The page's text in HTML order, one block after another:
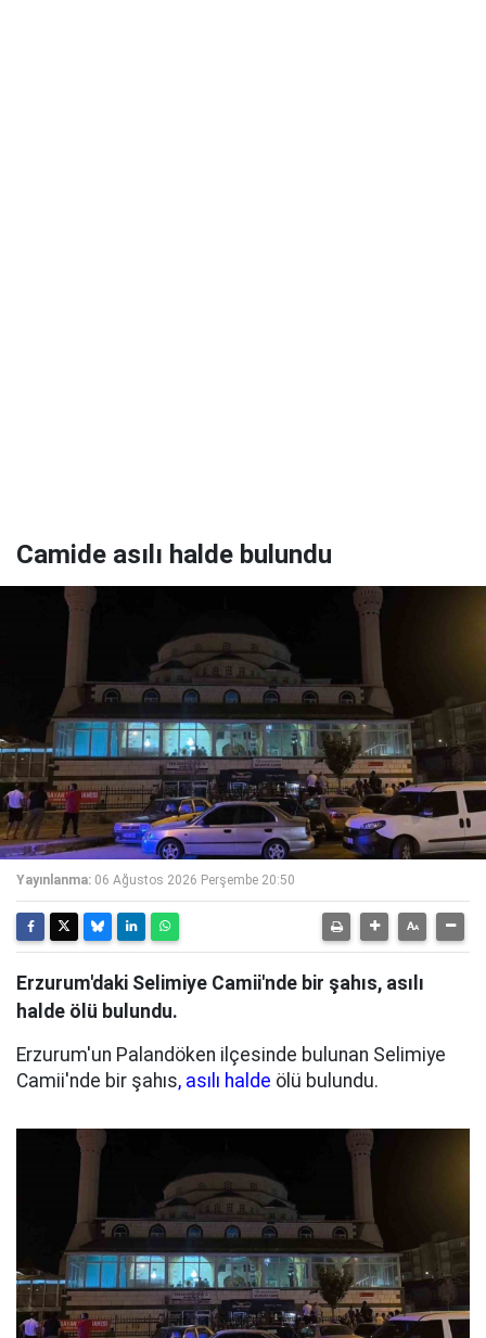
Camide asılı halde bulundu
Yayınlanma: 06 Ağustos 2026 Perşembe 20:50
Erzurum'daki Selimiye Camii'nde bir şahıs, asılı
halde ölü bulundu.
Erzurum'un Palandöken ilçesinde bulunan Selimiye
Camii'nde bir şahıs, asılı halde ölü bulundu.